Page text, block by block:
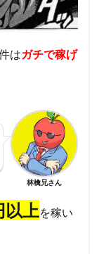
はガチで稼げ
林檎兄さん
以上 を稼い